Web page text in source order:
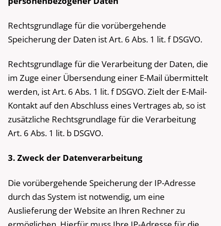
Rechtsgrundlage für die vorübergehende
Speicherung der Daten ist Art. 6 Abs. 1 lit. f DSGVO.
Rechtsgrundlage für die Verarbeitung der Daten, die
im Zuge einer Übersendung einer E-Mail übermittelt
werden, ist Art. 6 Abs. 1 lit. f DSGVO. Zielt der E-Mail-
Kontakt auf den Abschluss eines Vertrages ab, so ist
zusätzliche Rechtsgrundlage für die Verarbeitung
Art. 6 Abs. 1 lit. b DSGVO.
3. Zweck der Datenverarbeitung
Die vorübergehende Speicherung der IP-Adresse
durch das System ist notwendig, um eine
Auslieferung der Website an Ihren Rechner zu